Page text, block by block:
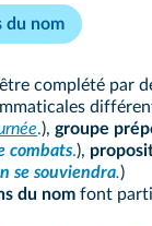
du nom
complété par
.), groupe
combats.),
se souviendra.)
du nom font